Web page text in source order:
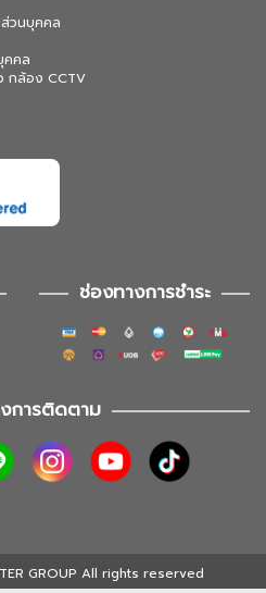
ส่วนบุคคล
คคล
กล้อง CCTV
ช่องทางการชำระ
การติดตาม
GROUP All rights reserved